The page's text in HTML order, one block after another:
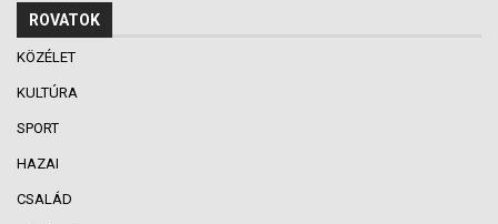
ROVATOK
KÖZÉLET
KULTÚRA
SPORT
HAZAI
CSALÁD